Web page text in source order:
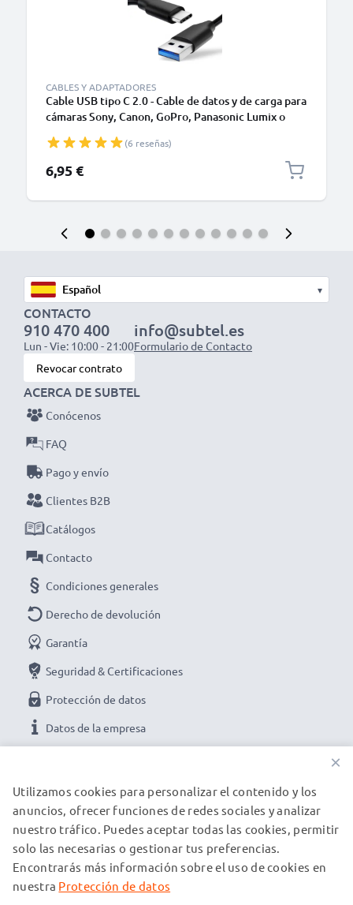
CABLES Y ADAPTADORES
Cable USB tipo C 2.0 - Cable de datos y de carga para
cámaras Sony, Canon, GoPro, Panasonic Lumix o
cargador USB tipo C(6 reseñas)
6,95 €
▾
CONTACTO
910 470 400
Lun - Vie: 10:00 - 21:00
info@subtel.es
Formulario de Contacto
Revocar contrato
ACERCA DE SUBTEL
Conócenos
FAQ
Pago y envío
Clientes B2B
Catálogos
Contacto
Condiciones generales
Derecho de devolución
Garantía
Seguridad & Certificaciones
Protección de datos
Datos de la empresa
NUESTROS PARTNERS DE ENVÍO
© subtel.es 2026
×
Utilizamos cookies para personalizar el contenido y los
anuncios, ofrecer funciones de redes sociales y analizar
nuestro tráfico. Puedes aceptar todas las cookies, permitir
solo las necesarias o gestionar tus preferencias.
Encontrarás más información sobre el uso de cookies en
nuestra Protección de datos